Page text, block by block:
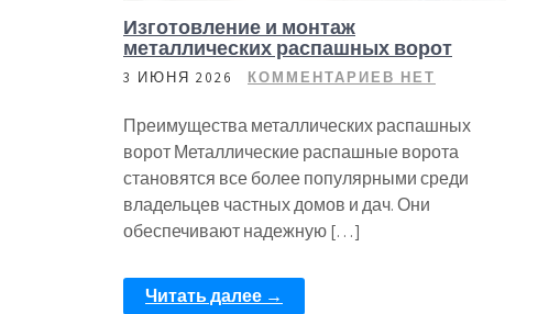
Изготовление и монтаж
металлических распашных ворот
3 ИЮНЯ 2026 КОММЕНТАРИЕВ НЕТ
Преимущества металлических распашных
ворот Металлические распашные ворота
становятся все более популярными среди
владельцев частных домов и дач. Они
обеспечивают надежную […]
Читать далее →